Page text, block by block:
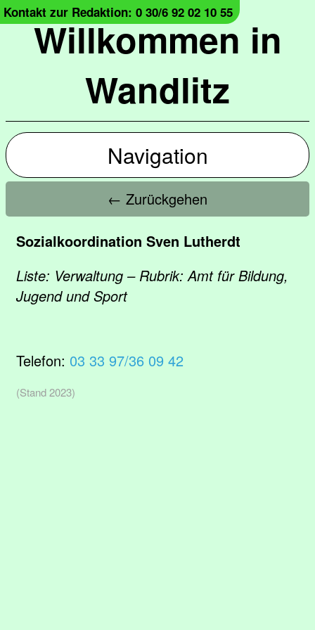
Willkommen in
Wandlitz
Kontakt zur Redaktion: 0 30/6 92 02 10 55
Navigation
← Zurückgehen
Sozialkoordination Sven Lutherdt
Liste: Verwaltung – Rubrik: Amt für Bildung,
Jugend und Sport
Telefon: 03 33 97/36 09 42
(Stand 2023)